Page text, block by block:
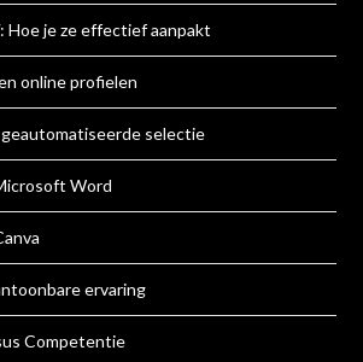
Hoe je ze effectief aanpakt
online profielen
selectie
Word
ervaring
Competentie